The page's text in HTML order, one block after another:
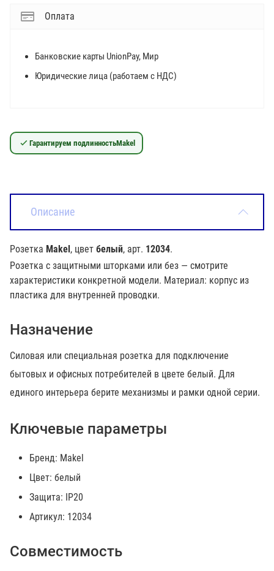
Оплата
Банковские карты UnionPay, Мир
Юридические лица (работаем с НДС)
Гарантируем подлинностьMakel
Описание
Розетка Makel, цвет белый, арт. 12034.
Розетка с защитными шторками или без — смотрите
характеристики конкретной модели. Материал: корпус из
пластика для внутренней проводки.
Назначение
Силовая или специальная розетка для подключение
бытовых и офисных потребителей в цвете белый. Для
единого интерьера берите механизмы и рамки одной серии.
Ключевые параметры
Бренд: Makel
Цвет: белый
Защита: IP20
Артикул: 12034
Совместимость